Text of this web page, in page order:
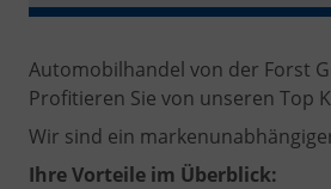
Automobilhandel von der Forst
Profitieren Sie von unseren Top
Wir sind ein
Ihre Vorteile im Überblick: